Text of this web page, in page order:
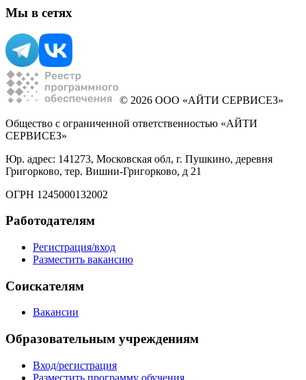
Мы в сетях
© 2026 ООО «АЙТИ СЕРВИСЕЗ»
Общество с ограниченной ответственностью «АЙТИ
СЕРВИСЕЗ»
Юр. адрес: 141273, Московская обл, г. Пушкино, деревня
Григорково, тер. Вишни-Григорково, д 21
ОГРН 1245000132002
Работодателям
Регистрация/вход
Разместить вакансию
Соискателям
Вакансии
Образовательным учреждениям
Вход/регистрация
Разместить программу обучения